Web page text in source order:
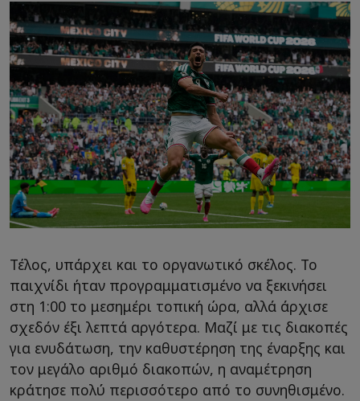
Τέλος, υπάρχει και το οργανωτικό σκέλος. Το
παιχνίδι ήταν προγραμματισμένο να ξεκινήσει
στη 1:00 το μεσημέρι τοπική ώρα, αλλά άρχισε
σχεδόν έξι λεπτά αργότερα. Μαζί με τις διακοπές
για ενυδάτωση, την καθυστέρηση της έναρξης και
τον μεγάλο αριθμό διακοπών, η αναμέτρηση
κράτησε πολύ περισσότερο από το συνηθισμένο.